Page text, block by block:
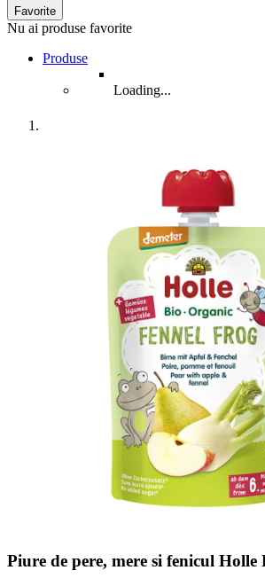
Favorite
Nu ai produse favorite
Produse
Loading...
Piure de pere, mere si fenicul Holle